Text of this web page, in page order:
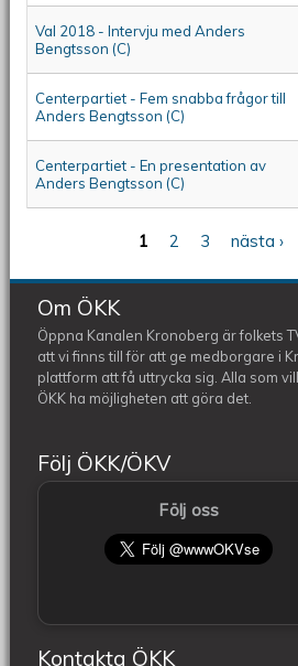
Val 2018 - Intervju med Anders
Bengtsson (C)
Centerpartiet - Fem snabba frågor till
Anders Bengtsson (C)
Centerpartiet - En presentation av
Anders Bengtsson (C)
1 2 3 nästa ›
Om ÖKK
Öppna Kanalen Kronoberg är folkets
att vi finns till för att ge medborgare i
plattform att få uttrycka sig. Alla som
ÖKK ha möjligheten att göra det.
Följ ÖKK/ÖKV
Följ oss
Kontakta ÖKK